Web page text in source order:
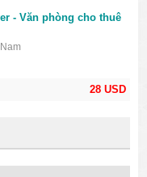
28 USD
- Văn phòng cho thuê